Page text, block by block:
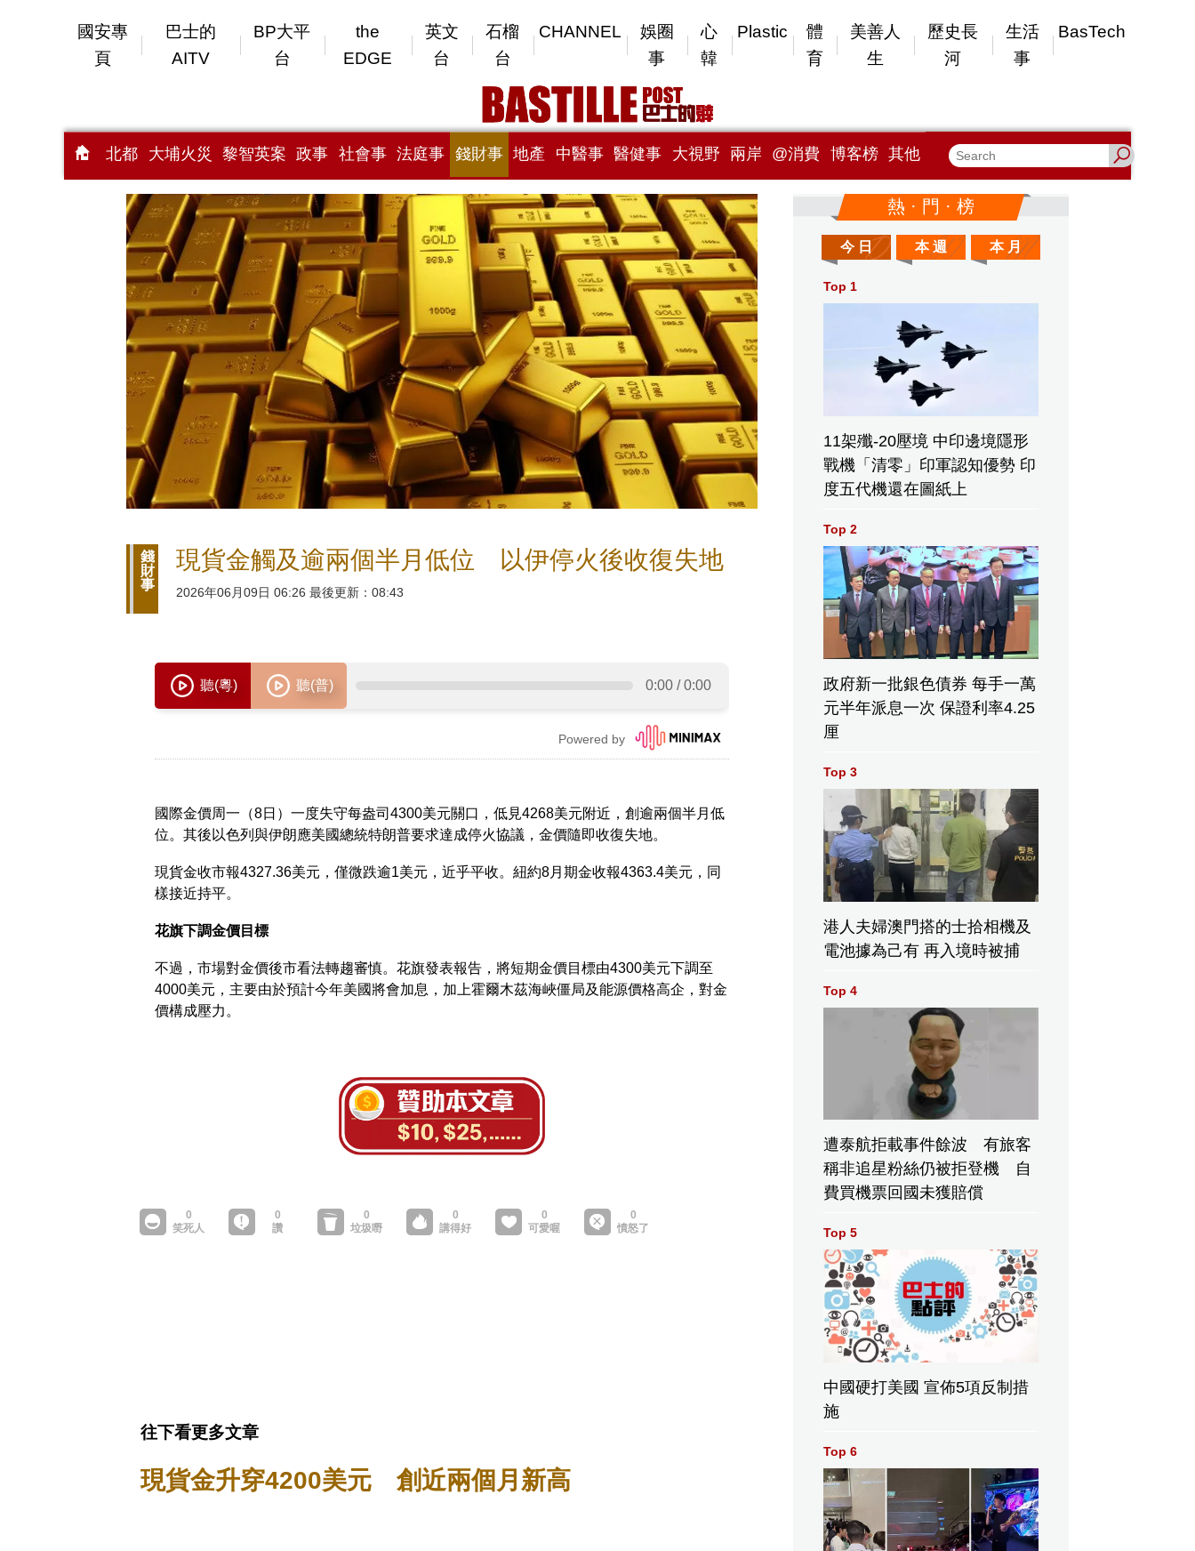
國安專
頁
巴士的
AITV
BP大平
台
the
EDGE
英文
台
石榴
台
CHANNEL
娛圈
事
心
韓
Plastic
體
育
美善人
生
歷史長
河
生活
事
BasTech
北都 大埔火災 黎智英案 政事 社會事 法庭事 錢財事 地產 中醫事 醫健事 大視野 兩岸 @消費 博客榜 其他
錢
財
事
現貨金觸及逾兩個半月低位 以伊停火後收復失地
2026年06月09日 06:26 最後更新：08:43
國際金價周一（8日）一度失守每盎司4300美元關口，低見4268美元附近，創逾兩個半月低
位。其後以色列與伊朗應美國總統特朗普要求達成停火協議，金價隨即收復失地。
現貨金收市報4327.36美元，僅微跌逾1美元，近乎平收。紐約8月期金收報4363.4美元，同
樣接近持平。
花旗下調金價目標
不過，市場對金價後市看法轉趨審慎。花旗發表報告，將短期金價目標由4300美元下調至
4000美元，主要由於預計今年美國將會加息，加上霍爾木茲海峽僵局及能源價格高企，對金
價構成壓力。
往下看更多文章
現貨金升穿4200美元 創近兩個月新高
熱 · 門 · 榜
今 日 本 週 本 月
Top 1
11架殲-20壓境 中印邊境隱形
戰機「清零」印軍認知優勢 印
度五代機還在圖紙上
Top 2
政府新一批銀色債券 每手一萬
元半年派息一次 保證利率4.25
厘
Top 3
港人夫婦澳門搭的士拾相機及
電池據為己有 再入境時被捕
Top 4
遭泰航拒載事件餘波 有旅客
稱非追星粉絲仍被拒登機 自
費買機票回國未獲賠償
Top 5
中國硬打美國 宣佈5項反制措
施
Top 6